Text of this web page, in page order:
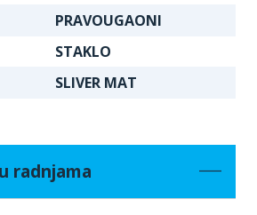
PRAVOUGAONI
STAKLO
SLIVER MAT
radnjama